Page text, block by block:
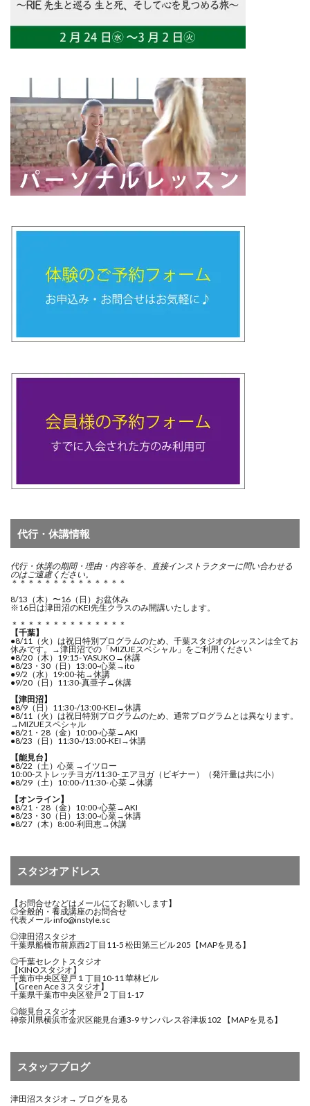
代行・休講情報
代行・休講の期間・ 理由・内容等を、直接インストラクターに問い合わせる
のはご遠慮ください。
＊＊＊＊＊＊＊＊＊＊＊＊＊＊
8/13（木）〜16（日）お盆休み
※16日は津田沼のKEI先生クラスのみ開講いたします。
＊＊＊＊＊＊＊＊＊＊＊＊＊＊
【千葉】
●8/11（火）は祝日特別プログラムのため、千葉スタジオのレッスンは全てお
休みです。→津田沼での「MIZUEスペシャル」をご利用ください
●8/20（木）19:15- YASUKO→休講
●8/23・30（日）13:00-心菜→ito
●9/2（水）19:00-祐→休講
●9/20（日）11:30-真亜子→休講
【津田沼】
●8/9（日）11:30-/13:00-KEI→休講
●8/11（火）は祝日特別プログラムのため、通常プログラムとは異なります。
→MIZUEスペシャル
●8/21・28（金）10:00-心菜→AKI
●8/23（日）11:30-/13:00-KEI→休講
【能見台】
●8/22（土）心菜 →イツロー
10:00-ストレッチヨガ/11:30- エアヨガ（ビギナー）（発汗量は共に小）
●8/29（土）10:00-/11:30- 心菜 →休講
【オンライン】
●8/21・28（金）10:00-心菜→AKI
●8/23・30（日）13:00-心菜→休講
●8/27（木）8:00-利田恵→休講
スタジオアドレス
【お問合せなどはメールにてお願いします】
◎全般的・養成講座のお問合せ
代表メールinfo@instyle.sc
◎津田沼スタジオ
千葉県船橋市前原西2丁目11-5 松田第三ビル 205 【MAPを見る】
◎千葉セレクトスタジオ
【KINOスタジオ】
千葉市中央区登戸１丁目10-11 華林ビル
【Green Ace３スタジオ】
千葉県千葉市中央区登戸２丁目1-17
◎能見台スタジオ
神奈川県横浜市金沢区能見台通3-9 サンパレス谷津坂102
【MAPを見る】
スタッフブログ
津田沼スタジオ→ ブログを見る